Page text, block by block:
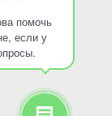
помочь
если у